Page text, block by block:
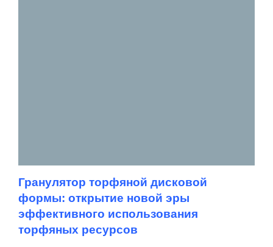
Гранулятор торфяной дисковой
формы: открытие новой эры
эффективного использования
торфяных ресурсов